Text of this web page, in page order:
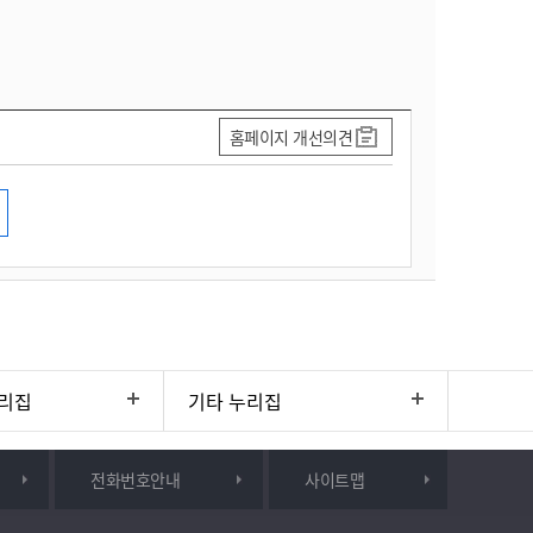
홈페이지 개선의견
집 기타 누리집
전화번호안내 사이트맵